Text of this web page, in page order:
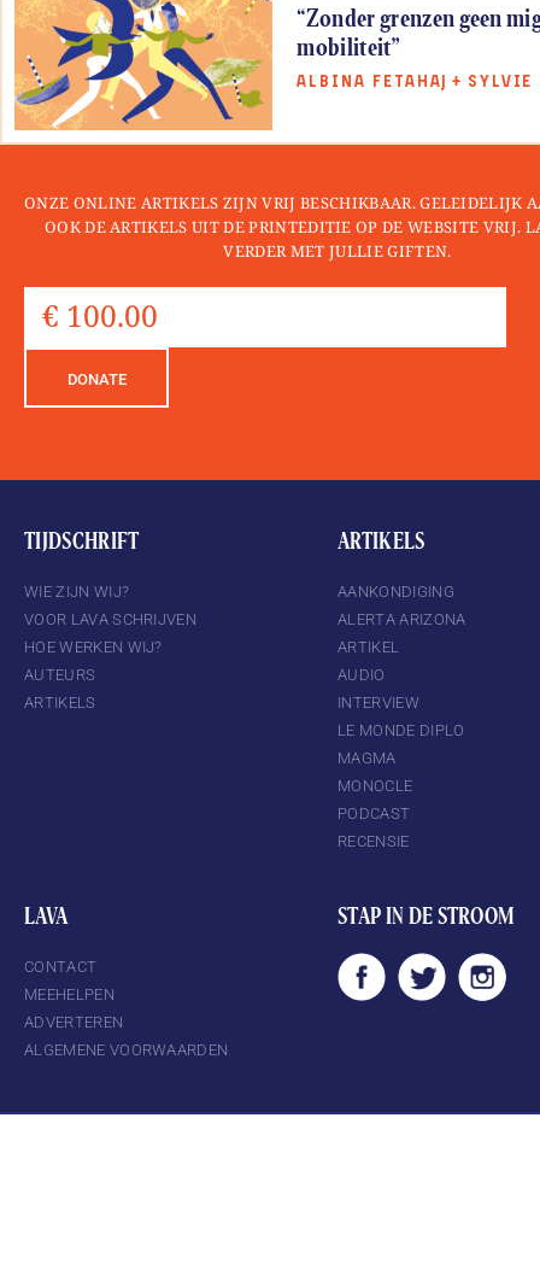
“Zonder grenzen geen
mobiliteit”
ALBINA FETAHAJ + SYLVIE
ONZE ONLINE ARTIKELS ZIJN VRIJ BESCHIKBAAR. GELEIDELIJK
OOK DE ARTIKELS UIT DE PRINTEDITIE OP DE WEBSITE VRIJ.
VERDER MET JULLIE GIFTEN.
DONATE
TIJDSCHRIFT
WIE ZIJN WIJ?
VOOR LAVA SCHRIJVEN
HOE WERKEN WIJ?
AUTEURS
ARTIKELS
ARTIKELS
AANKONDIGING
ALERTA ARIZONA
ARTIKEL
AUDIO
INTERVIEW
LE MONDE DIPLO
MAGMA
MONOCLE
PODCAST
RECENSIE
LAVA
CONTACT
MEEHELPEN
ADVERTEREN
ALGEMENE VOORWAARDEN
STAP IN DE STROOM